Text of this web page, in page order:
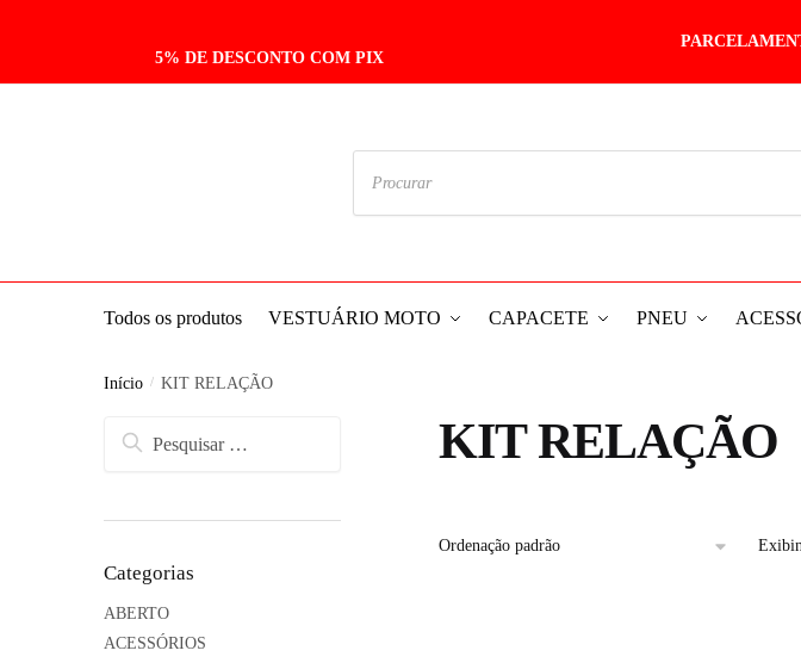
5% DE DESCONTO COM PIX
Pesquisar
produtos
Todos os produtos VESTUÁRIO MOTO CAPACETE PNEU
Início / KIT RELAÇÃO
KIT RELAÇÃO
Pesquisar
Categorias
ABERTO
ACESSÓRIOS